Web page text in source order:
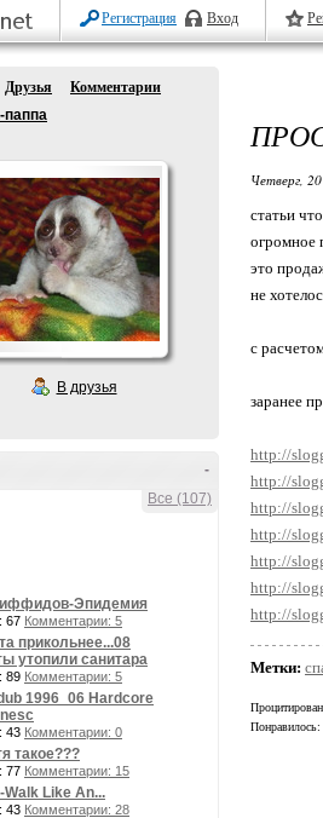
Регистрация Вход
Друзья
Комментарии
паппа
В друзья
-
Все (107)
Эпидемия
67 Комментарии: 5
прикольнее...08
утопили санитара
89 Комментарии: 5
1996_06 Hardcore
43 Комментарии: 0
такое???
77 Комментарии: 15
Walk Like An...
43 Комментарии: 28
Четверг,
статьи
огромное
это
не
с
заранее
http://
http://
http://
http://
http://
http://
http://
Метки:
Понравилось: